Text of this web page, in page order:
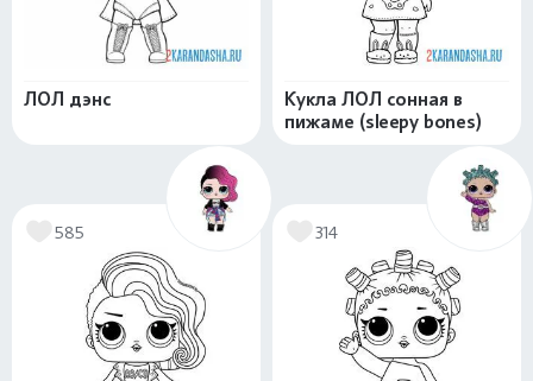
ЛОЛ дэнс
Кукла ЛОЛ сонная в
пижаме (sleepy bones)
585 314